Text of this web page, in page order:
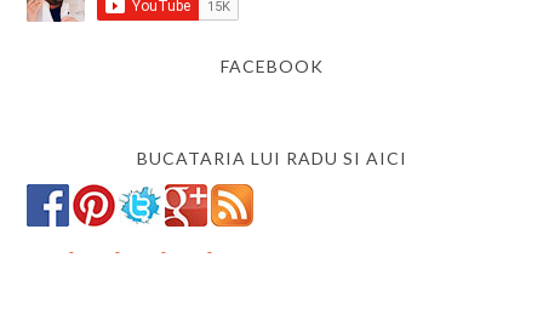
FACEBOOK
BUCATARIA LUI RADU SI AICI